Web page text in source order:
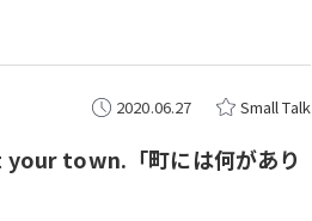
Small Talk
2020.06.27
town.「町には何があり